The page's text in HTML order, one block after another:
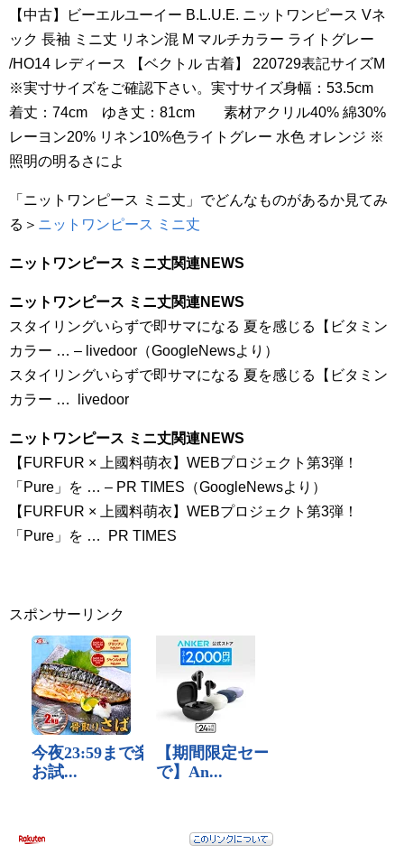
【中古】ビーエルユーイー B.L.U.E. ニットワンピース Vネ
ック 長袖 ミニ丈 リネン混 M マルチカラー ライトグレー
/HO14 レディース 【ベクトル 古着】 220729表記サイズM
※実寸サイズをご確認下さい。実寸サイズ身幅：53.5cm
着丈：74cm ゆき丈：81cm 素材アクリル40% 綿30%
レーヨン20% リネン10%色ライトグレー 水色 オレンジ ※
照明の明るさによ
「ニットワンピース ミニ丈」でどんなものがあるか見てみ
る＞ ニットワンピース ミニ丈
ニットワンピース ミニ丈関連NEWS
ニットワンピース ミニ丈関連NEWS
スタイリングいらずで即サマになる 夏を感じる【ビタミン
カラー … – livedoor（GoogleNewsより）
スタイリングいらずで即サマになる 夏を感じる【ビタミン
カラー … livedoor
ニットワンピース ミニ丈関連NEWS
【FURFUR × 上國料萌衣】WEBプロジェクト第3弾！
「Pure」を … – PR TIMES（GoogleNewsより）
【FURFUR × 上國料萌衣】WEBプロジェクト第3弾！
「Pure」を … PR TIMES
スポンサーリンク